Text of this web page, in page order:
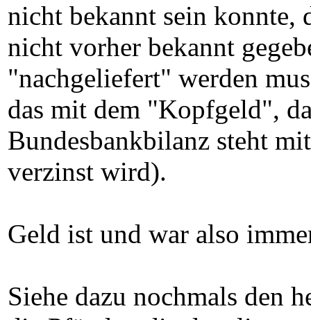
nicht bekannt sein konnte,
nicht vorher bekannt
"nachgeliefert" werden
das mit dem "Kopfgeld",
Bundesbankbilanz steht
verzinst wird).
Geld ist und war also
Siehe dazu nochmals den